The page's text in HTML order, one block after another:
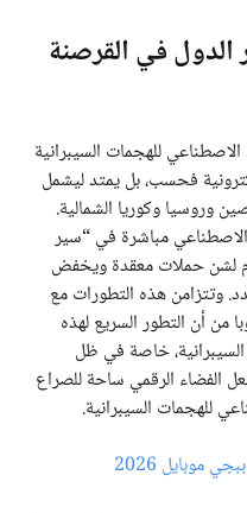
في القرصنة
للهجمات السيبرانية
فحسب، بل يمتد ليشمل
وروسيا وكوريا الشمالية.
مباشرة في “سير
لشن حملات معقدة ويخفض
وتتزامن هذه التطورات مع
من أن التطور السريع لهذه
خاصة في ظل
الفضاء الرقمي ساحة للصراع
للهجمات السيبرانية.
2026